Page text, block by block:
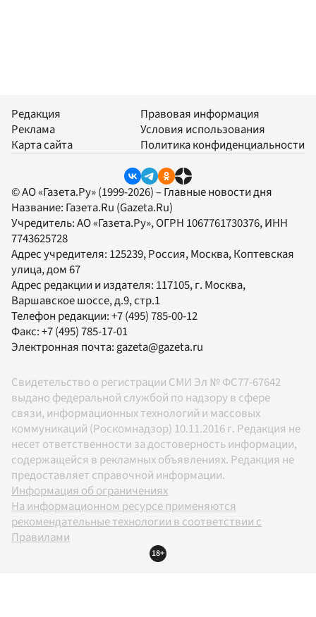
Редакция
Реклама
Карта сайта
Правовая информация
Условия использования
Политика конфиденциальности
© АО «Газета.Ру» (1999-2026) – Главные новости дня
Название: Газета.Ru (Gazeta.Ru)
Учредитель:АО «Газета.Ру», ОГРН 1067761730376, ИНН
7743625728
Адрес учредителя: 125239, Россия, Москва, Коптевская
улица, дом 67
Адрес редакции и издателя: 117105, г. Москва,
Варшавское шоссе, д.9, стр.1
Телефон редакции:+7 (495) 785-00-12
Факс:+7 (495) 785-17-01
Электронная почта: gazeta@gazeta.ru
Свидетельство о регистрации СМИ Эл № ФС77-67642
выдано федеральной службой по надзору в сфере
связи, информационных технологий и массовых
коммуникаций (Роскомнадзор) 10.11.2016 г. Редакция не
несет ответственности за достоверность информации,
содержащейся в рекламных объявлениях. Редакция не
предоставляет справочной информации.
Информация об ограничениях
На информационном ресурсе применяются
рекомендательные технологии в соответствии с
Правилами
18+